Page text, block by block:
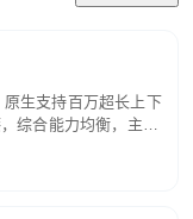
生支持百万超长上下
综合能力均衡，主打
、基础 RAG、批量